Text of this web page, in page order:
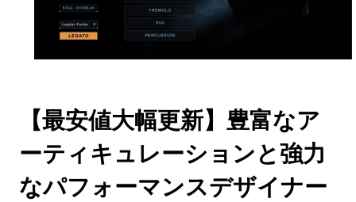
【最安値大幅更新】豊富なア
ーティキュレーションと強力
なパフォーマンスデザイナー